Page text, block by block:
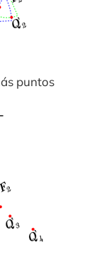
puntos